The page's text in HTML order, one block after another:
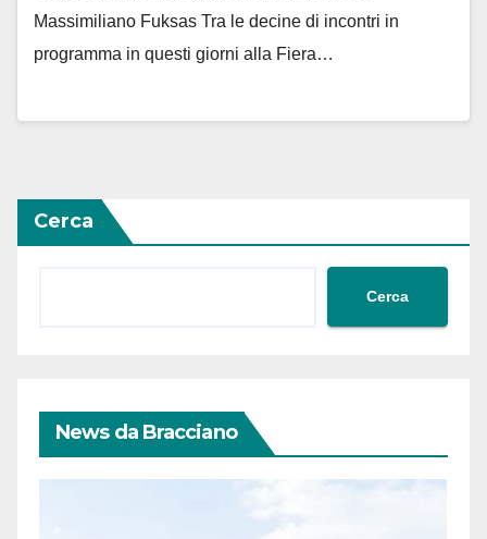
Massimiliano Fuksas Tra le decine di incontri in
programma in questi giorni alla Fiera…
Cerca
Cerca
News da Bracciano